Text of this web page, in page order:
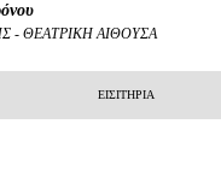
- ΘΕΑΤΡΙΚΗ ΑΙΘΟΥΣΑ
ΕΙΣΙΤΗΡΙΑ